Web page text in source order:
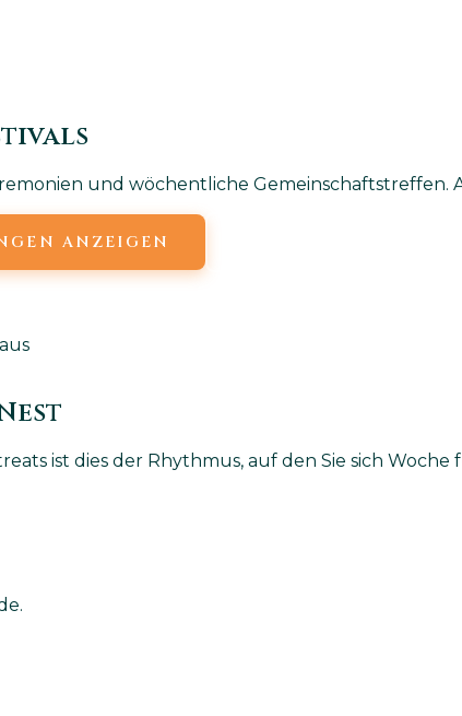
und wöchentliche
ANZEIGEN
ist dies der Rhythmus, auf den Sie sich Woche